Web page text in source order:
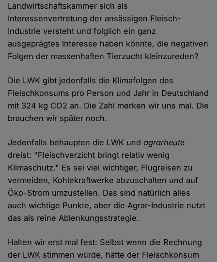
Landwirtschaftskammer sich als
Interessenvertretung der ansässigen Fleisch-
Industrie versteht und folglich ein ganz
ausgeprägtes Interesse haben könnte, die negativen
Folgen der massenhaften Tierzucht kleinzureden?
Die LWK gibt jedenfalls die Klimafolgen des
Fleischkonsums pro Person und Jahr in Deutschland
mit 324 kg CO2 an. Die Zahl merken wir uns mal. Die
brauchen wir später noch.
Jedenfalls behaupten die LWK und agrarheute
dreist: "Fleischverzicht bringt relativ wenig
Klimaschutz." Es sei viel wichtiger, Flugreisen zu
vermeiden, Kohlekraftwerke abzuschalten und auf
Öko-Strom umzustellen. Das sind natürlich alles
auch wichtige Punkte, aber die Agrar-Industrie nutzt
das als reine Ablenkungsstrategie.
Halten wir erst mal fest: Selbst wenn die Rechnung
der LWK stimmen würde, hätte der Fleischkonsum